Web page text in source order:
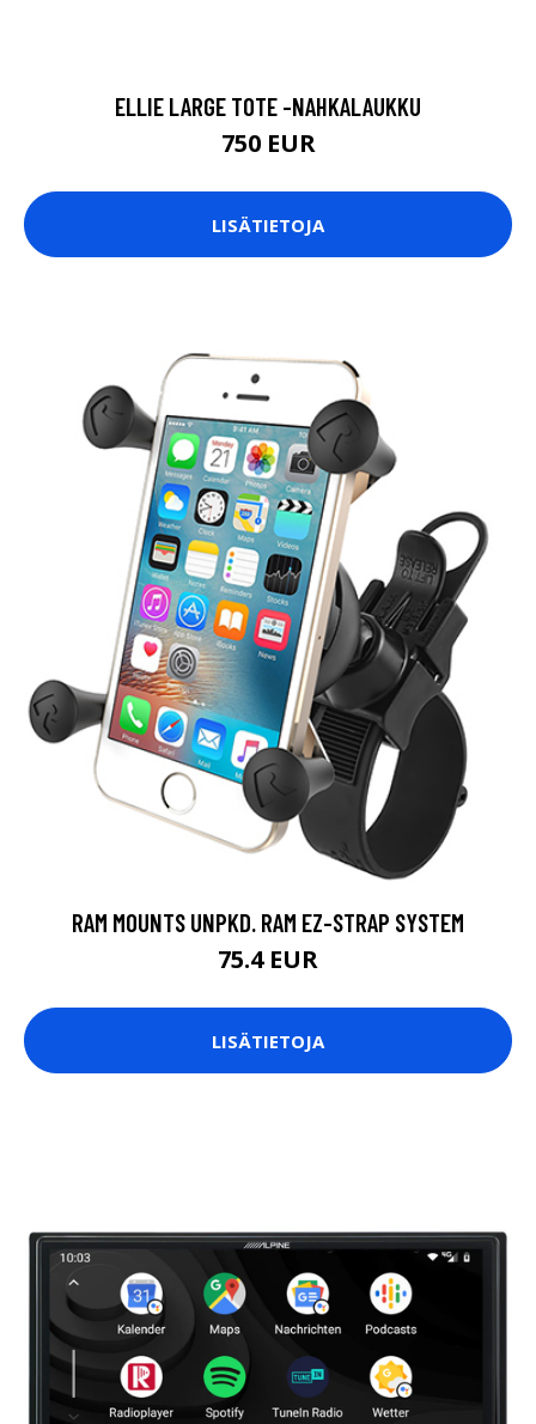
ELLIE LARGE TOTE -NAHKALAUKKU
750 EUR
LISÄTIETOJA
RAM MOUNTS UNPKD. RAM EZ-STRAP SYSTEM
75.4 EUR
LISÄTIETOJA